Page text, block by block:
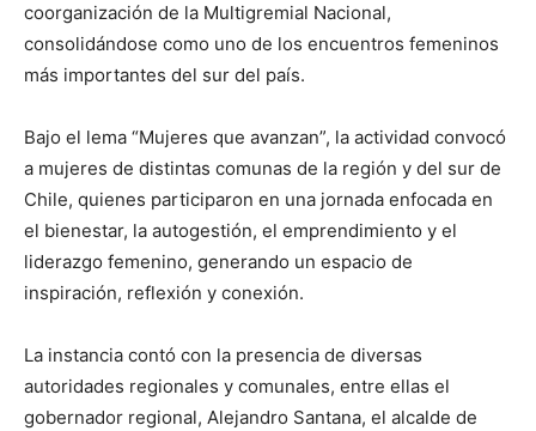
coorganización de la Multigremial Nacional,
consolidándose como uno de los encuentros femeninos
más importantes del sur del país.
Bajo el lema “Mujeres que avanzan”, la actividad convocó
a mujeres de distintas comunas de la región y del sur de
Chile, quienes participaron en una jornada enfocada en
el bienestar, la autogestión, el emprendimiento y el
liderazgo femenino, generando un espacio de
inspiración, reflexión y conexión.
La instancia contó con la presencia de diversas
autoridades regionales y comunales, entre ellas el
gobernador regional, Alejandro Santana, el alcalde de